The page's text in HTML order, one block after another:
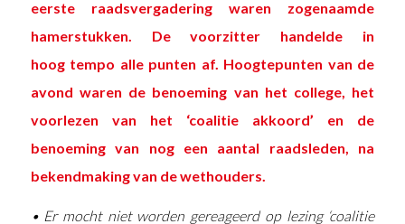
eerste raadsvergadering waren zogenaamde
hamerstukken. De voorzitter handelde in
hoog tempo alle punten af. Hoogtepunten van de
avond waren de benoeming van het college, het
voorlezen van het ‘coalitie akkoord’ en de
benoeming van nog een aantal raadsleden, na
bekendmaking van de wethouders.
• Er mocht niet worden gereageerd op lezing ‘coalitie